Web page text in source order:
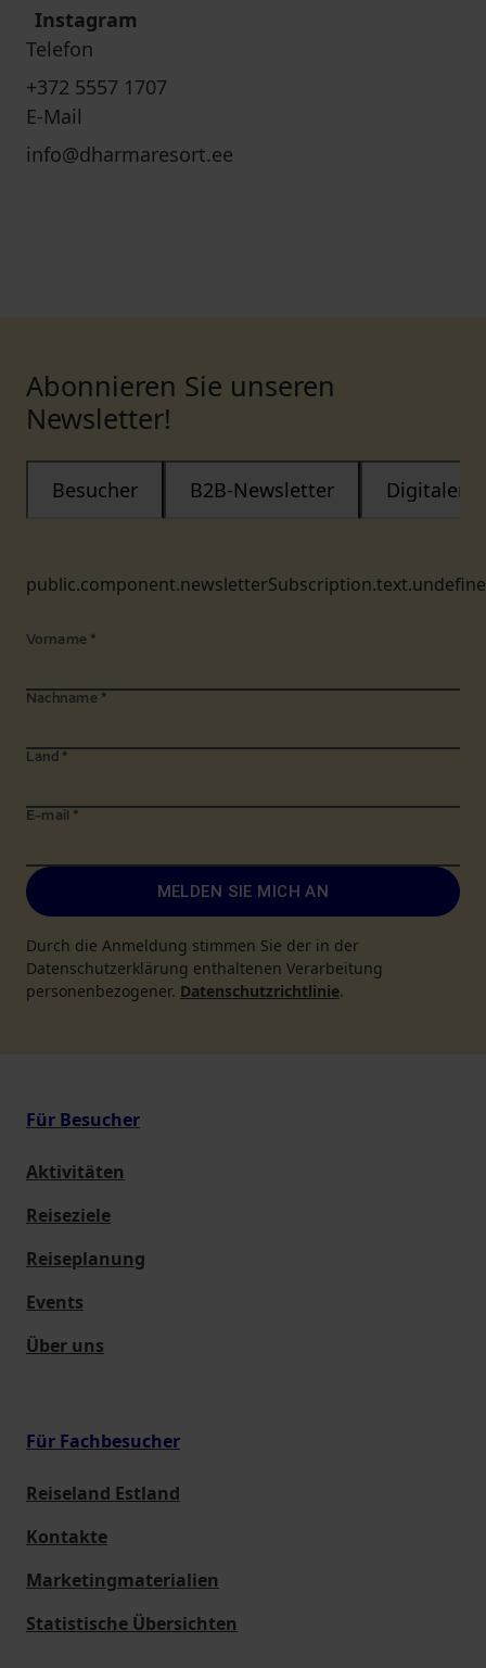
Instagram
Telefon
+372 5557 1707
E-Mail
info@dharmaresort.ee
Abonnieren Sie unseren
Newsletter!
Besucher B2B-Newsletter Digitaler
Vorname *
Nachname *
Land *
E-mail *
MELDEN SIE MICH AN
Durch die Anmeldung stimmen Sie der in der
Datenschutzerklärung enthaltenen Verarbeitung
personenbezogener. Datenschutzrichtlinie.
Für Besucher
Aktivitäten
Reiseziele
Reiseplanung
Events
Über uns
Für Fachbesucher
Reiseland Estland
Kontakte
Marketingmaterialien
Statistische Übersichten